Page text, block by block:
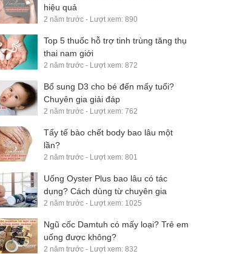
hiệu quả
2 năm trước - Lượt xem: 890
Top 5 thuốc hỗ trợ tinh trùng tăng thụ
thai nam giới
2 năm trước - Lượt xem: 872
Bổ sung D3 cho bé đến mấy tuổi?
Chuyên gia giải đáp
2 năm trước - Lượt xem: 762
​Tẩy tế bào chết body bao lâu một
lần?
2 năm trước - Lượt xem: 801
Uống Oyster Plus bao lâu có tác
dụng? Cách dùng từ chuyên gia
2 năm trước - Lượt xem: 1025
Ngũ cốc Damtuh có mấy loại? Trẻ em
uống được không?
2 năm trước - Lượt xem: 832